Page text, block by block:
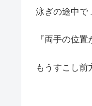
泳ぎの途中で
『両手の位
もうすこし前